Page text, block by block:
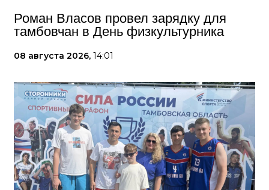
Роман Власов провел зарядку для
тамбовчан в День физкультурника
08 августа 2026, 14:01